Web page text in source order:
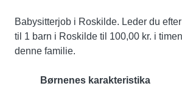
Babysitterjob i Roskilde. Leder du
til 1 barn i Roskilde til 100,00 kr. i
denne familie.
Børnenes karakteristika